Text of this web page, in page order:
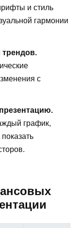
и стиль
гармонии
трендов.
с
график,